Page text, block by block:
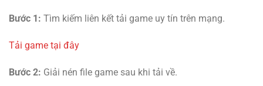
Bước 1: Tìm kiếm liên kết tải game uy tín trên mạng.
Tải game tại đây
Bước 2: Giải nén file game sau khi tải về.